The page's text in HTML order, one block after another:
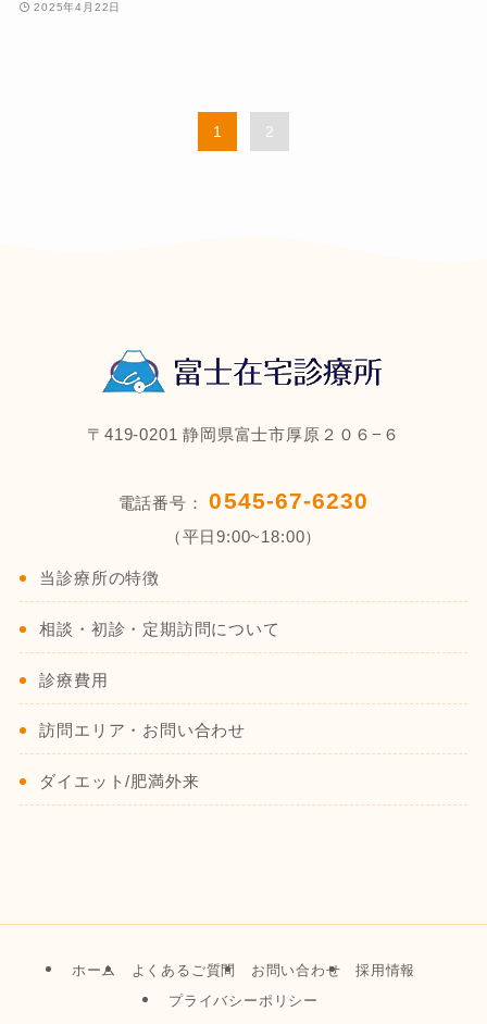
2025年4月22日
1 2
〒419-0201 静岡県富士市厚原２０６−６
電話番号：0545-67-6230
（平日9:00~18:00）
当診療所の特徴
相談・初診・定期訪問について
診療費用
訪問エリア・お問い合わせ
ダイエット/肥満外来
ホーム よくあるご質問 お問い合わせ
採用情報
プライバシーポリシー